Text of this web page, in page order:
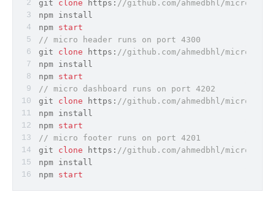
git clone https: //github.com/ahmedbhl/micro-
npm install
npm start
// micro header runs on port 4300
git clone https: //github.com/ahmedbhl/micro-
npm install
npm start
// micro dashboard runs on port 4202
git clone https: //github.com/ahmedbhl/micro-
npm install
npm start
// micro footer runs on port 4201
git clone https: //github.com/ahmedbhl/micro-
npm install
npm start